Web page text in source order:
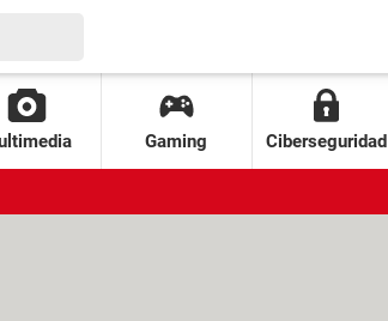
Gaming Ciberseguridad